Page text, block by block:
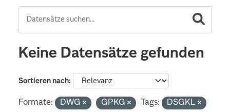
Keine Datensätze gefunden
Sortieren nach
Formate: DWG GPKG Tags:
DSGKL